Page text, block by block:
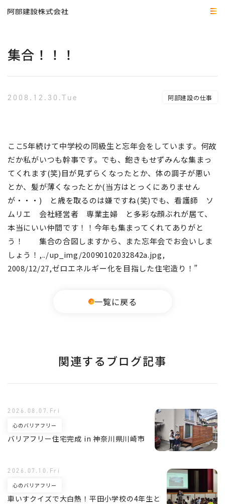
集合！！！
2008.12.30.Tue 阿部建設の仕事
ここ5年続けて中学校の同級生と忘年会をしています。何故
だか私がいつも幹事です。でも、飽きもせずみんな集まっ
てくれます(笑)目が見ずらくなったとか、体の調子が悪い
とか、髪が薄くなったとか(当方はとっくにありません
が・・・) と歳を取るのは嫌ですね(笑)でも、看護師 ソ
ムリエ 会社経営者 専業主婦 と多彩な顔ぶれが居て、
本当にいい仲間です！！今年も集まってくれてありがと
う！ 集合の合図しますから、また忘年会でお会いしま
しょう！,../up_img/20090102032842a.jpg,
2008/12/27,ゼロエネルギー化を目指した住宅造り！”
一覧に戻る
関連するブログ記事
バリアフリー住宅完成 in 神奈川県川崎市
心のバリアフリー
2026.08.07.Fri
車いすクイズで大白熱！平田小学校の4年生と
心のバリアフリー
2026.07.10.Fri